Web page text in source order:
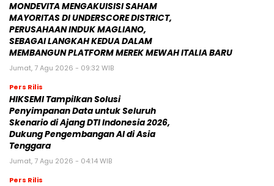
MONDEVITA MENGAKUISISI SAHAM
MAYORITAS DI UNDERSCORE DISTRICT,
PERUSAHAAN INDUK MAGLIANO,
SEBAGAI LANGKAH KEDUA DALAM
MEMBANGUN PLATFORM MEREK MEWAH ITALIA BARU
Jumat, 7 Agu 2026 - 09:32 WIB
Pers Rilis
HIKSEMI Tampilkan Solusi
Penyimpanan Data untuk Seluruh
Skenario di Ajang DTI Indonesia 2026,
Dukung Pengembangan AI di Asia
Tenggara
Jumat, 7 Agu 2026 - 04:14 WIB
Pers Rilis